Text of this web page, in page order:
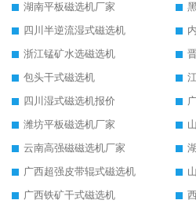
湖南平板磁选机厂家
四川半逆流湿式磁选机
浙江锰矿水选磁选机
包头干式磁选机
四川湿式磁选机报价
潍坊平板磁选机厂家
云南高强磁磁选机厂家
广西超强皮带辊式磁选机
广西铁矿干式磁选机